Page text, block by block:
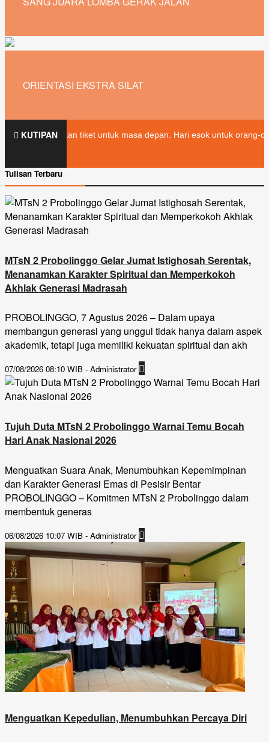
ORIENTASI EKSTRA SILAT
KUTIPAN
untuk masa depan. Hari esok untuk orang-orang yang telah
Tulisan Terbaru
MTsN 2 Probolinggo Gelar Jumat Istighosah Serentak,
Menanamkan Karakter Spiritual dan Memperkokoh
Akhlak Generasi Madrasah
PROBOLINGGO, 7 Agustus 2026 – Dalam upaya
membangun generasi yang unggul tidak hanya dalam aspek
akademik, tetapi juga memiliki kekuatan spiritual dan akh
07/08/2026 08:10 WIB - Administrator
Tujuh Duta MTsN 2 Probolinggo Warnai Temu Bocah
Hari Anak Nasional 2026
Menguatkan Suara Anak, Menumbuhkan Kepemimpinan
dan Karakter Generasi Emas di Pesisir Bentar
PROBOLINGGO – Komitmen MTsN 2 Probolinggo dalam
membentuk generas
06/08/2026 10:07 WIB - Administrator
Menguatkan Kepedulian, Menumbuhkan Percaya Diri